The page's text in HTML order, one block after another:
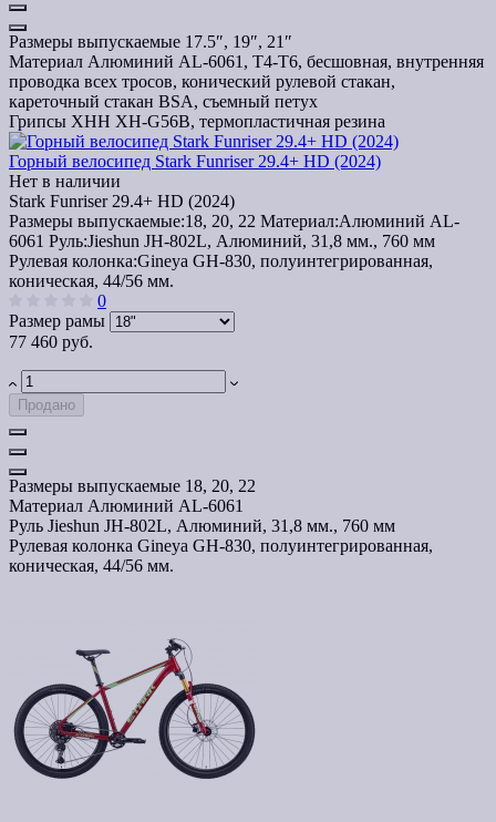
Размеры выпускаемые 17.5″, 19″, 21″
Материал Алюминий AL-6061, T4-T6, бесшовная, внутренняя
проводка всех тросов, конический рулевой стакан,
кареточный стакан BSA, съемный петух
Грипсы XHH XH-G56B, термопластичная резина
Горный велосипед Stark Funriser 29.4+ HD (2024)
Нет в наличии
Stark Funriser 29.4+ HD (2024)
Размеры выпускаемые:18, 20, 22 Материал:Алюминий AL-
6061 Руль:Jieshun JH-802L, Алюминий, 31,8 мм., 760 мм
Рулевая колонка:Gineya GH-830, полуинтегрированная,
коническая, 44/56 мм.
0
Размер рамы
77 460 руб.
Продано
Размеры выпускаемые 18, 20, 22
Материал Алюминий AL-6061
Руль Jieshun JH-802L, Алюминий, 31,8 мм., 760 мм
Рулевая колонка Gineya GH-830, полуинтегрированная,
коническая, 44/56 мм.